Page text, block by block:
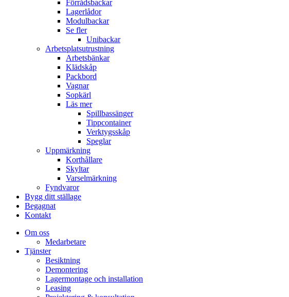
Förrådsbackar
Lagerlådor
Modulbackar
Se fler
Unibackar
Arbetsplatsutrustning
Arbetsbänkar
Klädskåp
Packbord
Vagnar
Sopkärl
Läs mer
Spillbassänger
Tippcontainer
Verktygsskåp
Speglar
Uppmärkning
Korthållare
Skyltar
Varselmärkning
Fyndvaror
Bygg ditt ställage
Begagnat
Kontakt
Om oss
Medarbetare
Tjänster
Besiktning
Demontering
Lagermontage och installation
Leasing